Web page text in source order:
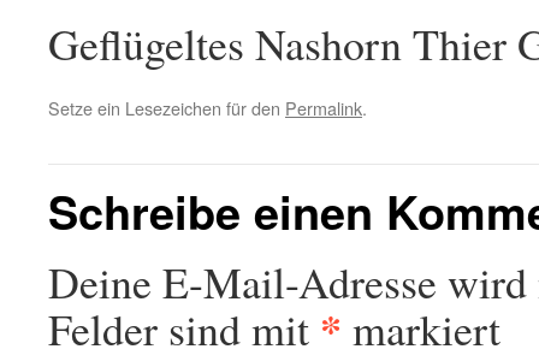
Geflügeltes Nashorn Thier
Setze ein Lesezeichen für den Permalink.
Schreibe einen
Deine E-Mail-Adresse
Felder sind mit * markiert